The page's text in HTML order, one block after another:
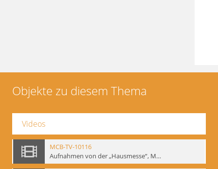
Objekte zu diesem Thema
Videos
MCB-TV-10116
Aufnahmen von der „Hausmesse“, Mime Centrum Berlin, 1994. Ausstellung und Veranstaltungsreihe anlässlich des 120. Geburtstages von W. E. Meyerhold im Mime Centrum Berlin, Februar 1994 (Bd.3) - Interne Signatur: BM-vid-23